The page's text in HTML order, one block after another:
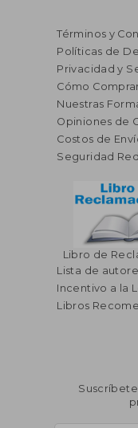
Términos y
Políticas de
Privacidad y
Cómo
Nuestras
Opiniones de
Costos de
Seguridad
Libro de
Lista de
Incentivo a la
Libros